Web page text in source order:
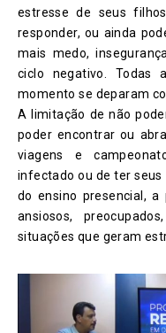
estresse de seus
responder, ou ainda
mais medo,
ciclo negativo. Todas
momento se deparam
A limitação de não
poder encontrar ou
viagens e
infectado ou de ter
do ensino presencial,
ansiosos,
situações que geram